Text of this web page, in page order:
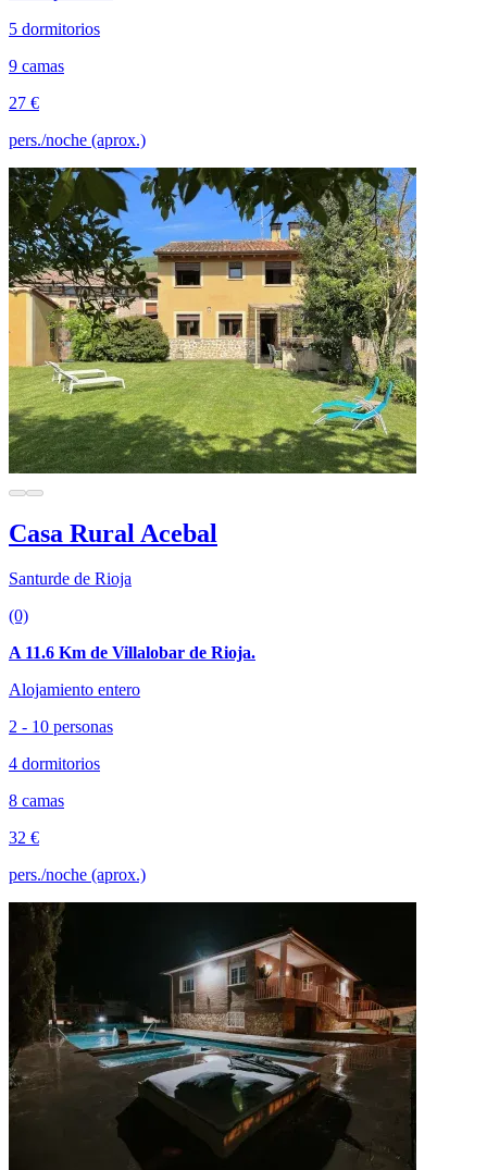
5 dormitorios
9 camas
27 €
pers./noche (aprox.)
Casa Rural Acebal
Santurde de Rioja
(0)
A 11.6 Km de Villalobar de Rioja.
Alojamiento entero
2 - 10 personas
4 dormitorios
8 camas
32 €
pers./noche (aprox.)